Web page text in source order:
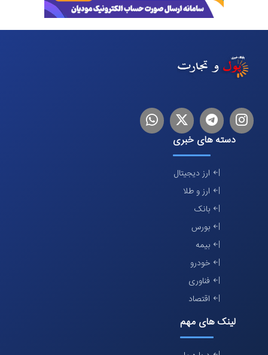
اینستاگرام
تلگرام توییترلینکدین
دسته های خبری
ارز دیجیتال
ارز و طلا
بانک
بورس
بیمه
خودرو
فناوری
اقتصاد
لینک های مهم